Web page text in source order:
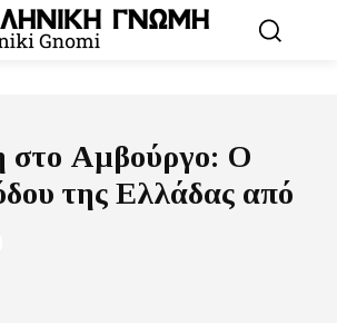
στο Αμβούργο: Ο
της Ελλάδας από